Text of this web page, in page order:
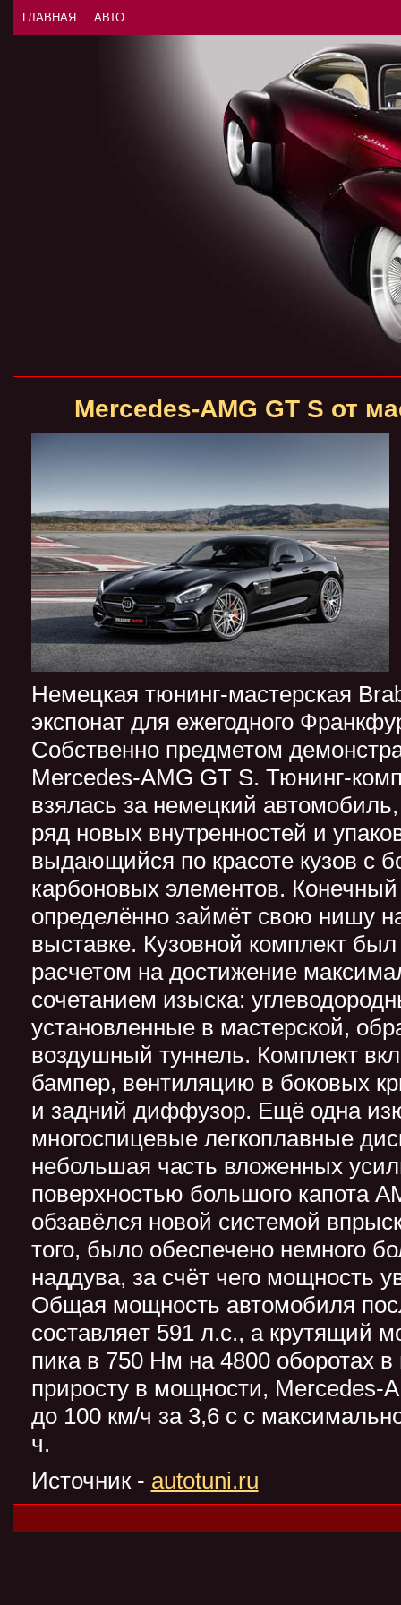
ГЛАВНАЯ АВТО
Mercedes-AMG GT S от
Немецкая тюнинг-мастерская
экспонат для ежегодного
Собственно предметом
Mercedes-AMG GT S. Тюнинг-
взялась за немецкий
ряд новых внутренностей и
выдающийся по красоте кузов с
карбоновых элементов. Конечный
определённо займёт свою нишу
выставке. Кузовной комплект был
расчетом на достижение
сочетанием изыска:
установленные в мастерской,
воздушный туннель. Комплект
бампер, вентиляцию в боковых
и задний диффузор. Ещё одна
многоспицевые легкоплавные
небольшая часть вложенных
поверхностью большого капота
обзавёлся новой системой
того, было обеспечено немного
наддува, за счёт чего мощность
Общая мощность автомобиля
составляет 591 л.с., а крутящий
пика в 750 Нм на 4800 оборотах в
приросту в мощности, Mercedes-
до 100 км/ч за 3,6 с с
ч.
Источник - autotuni.ru